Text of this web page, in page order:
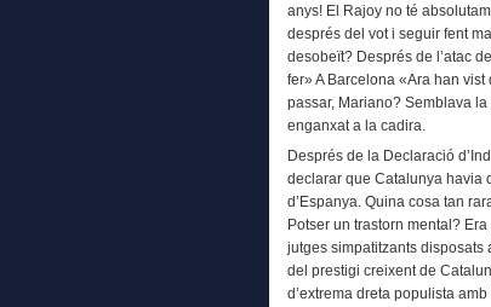
anys! El Rajoy no té
després del vot i seguir fent
desobeït? Després de l’atac
fer» A Barcelona «Ara han
passar, Mariano? Semblava
enganxat a la cadira.
Després de la Declaració
declarar que Catalunya havia
d’Espanya. Quina cosa tan
Potser un trastorn mental?
jutges simpatitzants disposats
del prestigi creixent de
d’extrema dreta populista